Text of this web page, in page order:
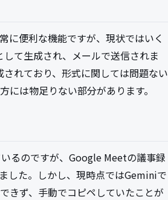
に便利な機能ですが、現状ではいく
て生成され、メールで送信されま
れており、形式に関しては問題ない
は物足りない部分があります。
るのですが、Google Meetの議事録
した。しかし、現時点ではGeminiで
きず、手動でコピペしていたことが